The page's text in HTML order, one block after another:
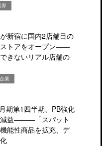
界
新宿に国内2店舗目の
ストアをオープン――
きないリアル店舗の
企業
期第1四半期、PB強化
減益―――「スパット
能性商品を拡充、デ